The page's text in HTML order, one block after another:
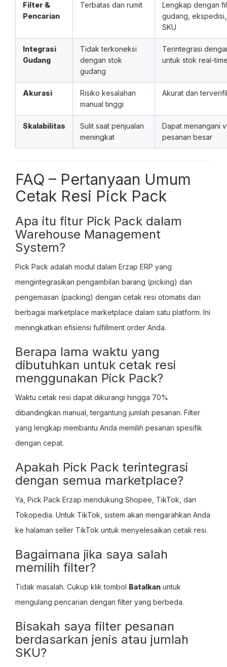
Filter &
Pencarian
Terbatas dan rumit
Lengkap dengan
gudang,
SKU
Integrasi
Gudang
Tidak terkoneksi
dengan stok
gudang
Terintegrasi
untuk stok real-
Akurasi
Risiko kesalahan
manual tinggi
Akurat dan
Skalabilitas
Sulit saat penjualan
meningkat
Dapat menangani
pesanan besar
FAQ – Pertanyaan Umum
Cetak Resi Pick Pack
Apa itu fitur Pick Pack dalam
Warehouse Management
System?
Pick Pack adalah modul dalam Erzap ERP yang
mengintegrasikan pengambilan barang (picking) dan
pengemasan (packing) dengan cetak resi otomatis dari
berbagai marketplace marketplace dalam satu platform. Ini
meningkatkan efisiensi fulfillment order Anda.
Berapa lama waktu yang
dibutuhkan untuk cetak resi
menggunakan Pick Pack?
Waktu cetak resi dapat dikurangi hingga 70%
dibandingkan manual, tergantung jumlah pesanan. Filter
yang lengkap membantu Anda memilih pesanan spesifik
dengan cepat.
Apakah Pick Pack terintegrasi
dengan semua marketplace?
Ya, Pick Pack Erzap mendukung Shopee, TikTok, dan
Tokopedia. Untuk TikTok, sistem akan mengarahkan Anda
ke halaman seller TikTok untuk menyelesaikan cetak resi.
Bagaimana jika saya salah
memilih filter?
Tidak masalah. Cukup klik tombol Batalkan untuk
mengulang pencarian dengan filter yang berbeda.
Bisakah saya filter pesanan
berdasarkan jenis atau jumlah
SKU?